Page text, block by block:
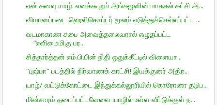
என் கனவு யாழ். எனக்கூறும் அங்கஜனின் மாதகல் கட்சி அ...
விமானப்படை ஹெலிகொப்டர் மூலம் எடுத்துச்செல்லப்பட்ட ...
வடமாகாண சபை அவைத்தலைவரால் எழுதப்பட்ட
“எளிமைமிகு பர...
சித்தார்த்தன் எம்.பியின் நிதி ஒதுக்கீட்டில் விளையா...
"புஷ்பா" படத்தில் நிர்வாணக் காட்சி! இயக்குனர் அதிர...
யாழ்/ வட்டுக்கோட்டை இந்துக்கல்லூரியில் கொரோனா தடுப...
மின்சாரம் தடைப்பட்டவேளை யாழில் உள்ள வீட்டுக்குள் ந...